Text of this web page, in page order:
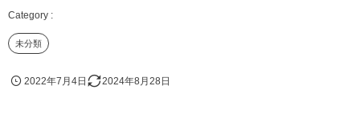
未分類
2022年7月4日 2024年8月28日